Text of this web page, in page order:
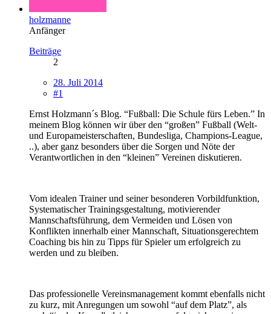
holzmanne
Anfänger
Beiträge
2
28. Juli 2014
#1
Ernst Holzmann´s Blog. “Fußball: Die Schule fürs Leben.” In
meinem Blog können wir über den “großen” Fußball (Welt-
und Europameisterschaften, Bundesliga, Champions-League,
..), aber ganz besonders über die Sorgen und Nöte der
Verantwortlichen in den “kleinen” Vereinen diskutieren.
Vom idealen Trainer und seiner besonderen Vorbildfunktion,
Systematischer Trainingsgestaltung, motivierender
Mannschaftsführung, dem Vermeiden und Lösen von
Konflikten innerhalb einer Mannschaft, Situationsgerechtem
Coaching bis hin zu Tipps für Spieler um erfolgreich zu
werden und zu bleiben.
Das professionelle Vereinsmanagement kommt ebenfalls nicht
zu kurz, mit Anregungen um sowohl “auf dem Platz”, als